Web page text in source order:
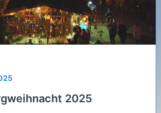
2025